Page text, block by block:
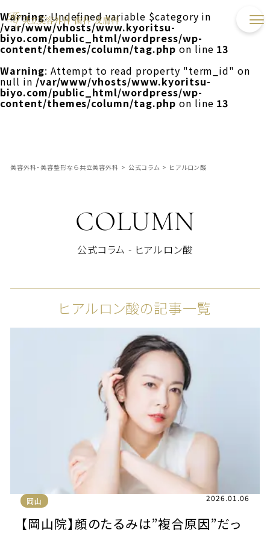
Warning: Undefined variable $category in
/var/www/vhosts/www.kyoritsu-
biyo.com/public_html/wordpress/wp-
content/themes/column/tag.php on line 13
Warning: Attempt to read property "term_id" on
null in /var/www/vhosts/www.kyoritsu-
biyo.com/public_html/wordpress/wp-
content/themes/column/tag.php on line 13
美容外科・美容整形なら共立美容外科 > 公式コラム > ヒアルロン酸
COLUMN
公式コラム - ヒアルロン酸
ヒアルロン酸の記事一覧
岡山 2026.01.06
【岡山院】顔のたるみは”複合原因”だっ